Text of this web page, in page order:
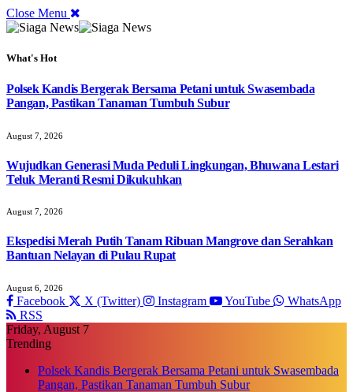
Close Menu
What's Hot
Polsek Kandis Bergerak Bersama Petani untuk Swasembada
Pangan, Pastikan Tanaman Tumbuh Subur
August 7, 2026
Wujudkan Generasi Muda Peduli Lingkungan, Bhuwana Lestari
Teluk Meranti Resmi Dikukuhkan
August 7, 2026
Ekspedisi Merah Putih Tanam Ribuan Mangrove dan Serahkan
Bantuan Nelayan di Pulau Rupat
August 6, 2026
Facebook X (Twitter) Instagram YouTube
WhatsApp
RSS
Friday, August 7
Trending
Polsek Kandis Bergerak Bersama Petani untuk Swasembada
Pangan, Pastikan Tanaman Tumbuh Subur